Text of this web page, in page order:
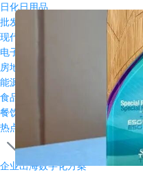
日化日用品
批发与零售
现代农牧
电子半导体
房地产行业
能源与资源
食品饮料
餐饮行业
热点方案
企业出海数字化方案